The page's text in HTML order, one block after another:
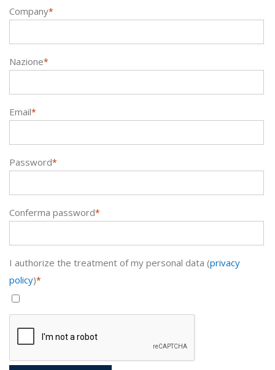
Company*
Nazione*
Email*
Password*
Conferma password*
I authorize the treatment of my personal data (privacy
policy)*